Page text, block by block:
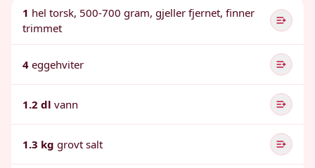
1 hel torsk, 500-700 gram, gjeller fjernet, finner
trimmet
4 eggehviter
1.2 dl vann
1.3 kg grovt salt